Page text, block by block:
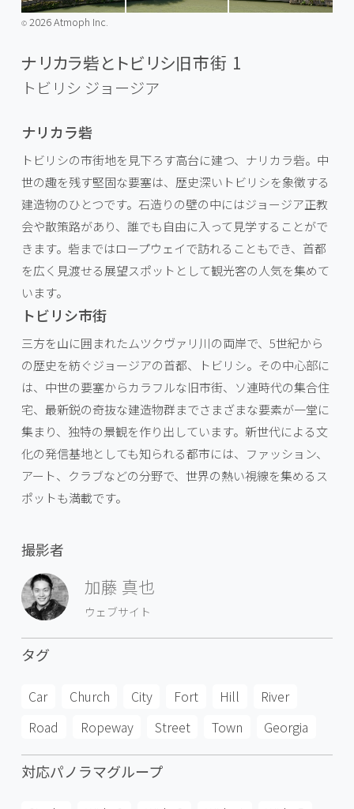
©️2026 Atmoph Inc.
ナリカラ砦とトビリシ旧市街 1
トビリシ ジョージア
ナリカラ砦
トビリシの市街地を見下ろす高台に建つ、ナリカラ砦。中
世の趣を残す堅固な要塞は、歴史深いトビリシを象徴する
建造物のひとつです。石造りの壁の中にはジョージア正教
会や散策路があり、誰でも自由に入って見学することがで
きます。砦まではロープウェイで訪れることもでき、首都
を広く見渡せる展望スポットとして観光客の人気を集めて
います。
トビリシ市街
三方を山に囲まれたムツクヴァリ川の両岸で、5世紀から
の歴史を紡ぐジョージアの首都、トビリシ。その中心部に
は、中世の要塞からカラフルな旧市街、ソ連時代の集合住
宅、最新鋭の奇抜な建造物群までさまざまな要素が一堂に
集まり、独特の景観を作り出しています。新世代による文
化の発信基地としても知られる都市には、ファッション、
アート、クラブなどの分野で、世界の熱い視線を集めるス
ポットも満載です。
撮影者
加藤 真也
ウェブサイト
タグ
Car Church City Fort Hill
River
Road
Ropeway Street Town Georgia
対応パノラマグループ